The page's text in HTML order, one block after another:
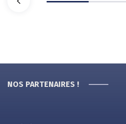
NOS PARTENAIRES !